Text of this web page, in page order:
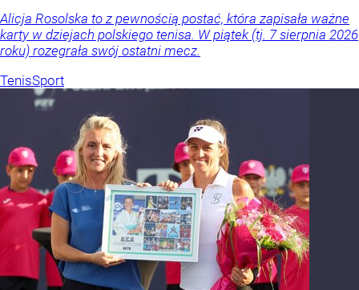
Alicja Rosolska to z pewnością postać, która zapisała ważne
karty w dziejach polskiego tenisa. W piątek (tj. 7 sierpnia 2026
roku) rozegrała swój ostatni mecz.
TenisSport